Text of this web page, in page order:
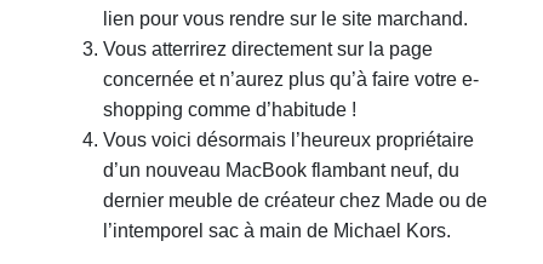
lien pour vous rendre sur le site marchand.
Vous atterrirez directement sur la page
concernée et n’aurez plus qu’à faire votre e-
shopping comme d’habitude !
Vous voici désormais l’heureux propriétaire
d’un nouveau MacBook flambant neuf, du
dernier meuble de créateur chez Made ou de
l’intemporel sac à main de Michael Kors.